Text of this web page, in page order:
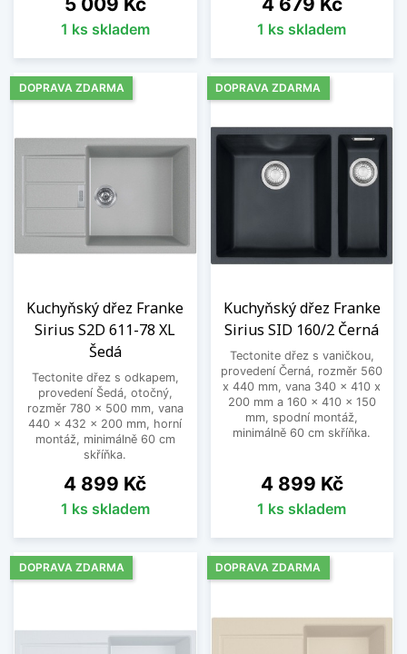
1 ks skladem 1 ks skladem
Kuchyňský dřez Franke
Sirius S2D 611-78 XL
Šedá
Tectonite dřez s odkapem,
provedení Šedá, otočný,
rozměr 780 x 500 mm, vana
440 x 432 x 200 mm, horní
montáž, minimálně 60 cm
skříňka.
Cena
4 899 Kč
1 ks skladem
DOPRAVA ZDARMA
Kuchyňský dřez Franke
Sirius SID 160/2 Černá
Tectonite dřez s vaničkou,
provedení Černá, rozměr 560
x 440 mm, vana 340 x 410 x
200 mm a 160 x 410 x 150
mm, spodní montáž,
minimálně 60 cm skříňka.
Cena
4 899 Kč
1 ks skladem
DOPRAVA ZDARMA
DOPRAVA ZDARMA DOPRAVA ZDARMA